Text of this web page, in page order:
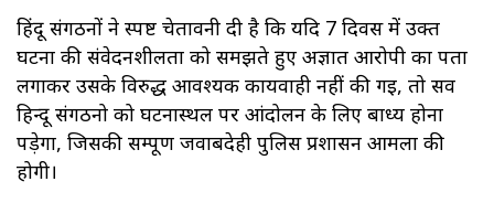
हिंदू संगठनों ने स्पष्ट चेतावनी दी है कि यदि 7 दिवस में उक्त
घटना की संवेदनशीलता को समझते हुए अज्ञात आरोपी का पता
लगाकर उसके विरुद्ध आवश्यक कार्यवाही नहीं की गई, तो सर्व
हिन्दू संगठनो को घटनास्थल पर आंदोलन के लिए बाध्य होना
पड़ेगा, जिसकी सम्पूर्ण जवाबदेही पुलिस प्रशासन आमला की
होगी।